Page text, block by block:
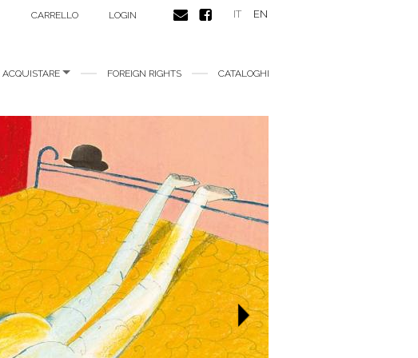
FOREIGN RIGHTS CATALOGHI
CARRELLO LOGIN IT EN